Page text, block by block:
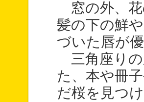
窓の外、花
髪の下の鮮
づいた唇が
三角座りの
た、本や冊
だ桜を見つ